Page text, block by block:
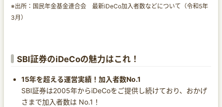
※出所：国民年金基金連合会 最新iDeCo加入者数などについて（令和5年
3月）
SBI証券のiDeCoの魅力はこれ！
15年を超える運営実績！加入者数No.1
SBI証券は2005年からiDeCoをご提供し続けており、おかげ
さまで加入者数は No.1！